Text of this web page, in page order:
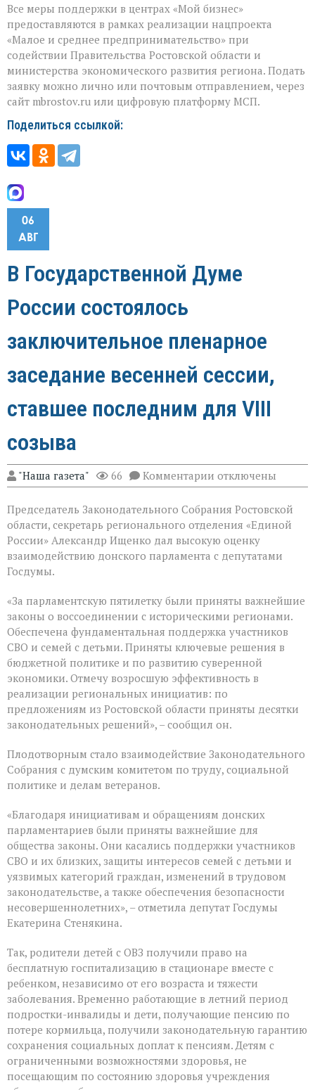
Все меры поддержки в центрах «Мой бизнес»
предоставляются в рамках реализации нацпроекта
«Малое и среднее предпринимательство» при
содействии Правительства Ростовской области и
министерства экономического развития региона. Подать
заявку можно лично или почтовым отправлением, через
сайт mbrostov.ru или цифровую платформу МСП.
Поделиться ссылкой:
06
АВГ
В Государственной Думе
России состоялось
заключительное пленарное
заседание весенней сессии,
ставшее последним для VIII
созыва
"Наша газета" 66 Комментарии к
записи
Государственной
Думе
состоялось
заключительное
сессии,
ставшее
последним
для
VIII
созыва
отключены
Председатель Законодательного Собрания Ростовской
области, секретарь регионального отделения «Единой
России» Александр Ищенко дал высокую оценку
взаимодействию донского парламента с депутатами
Госдумы.
«За парламентскую пятилетку были приняты важнейшие
законы о воссоединении с историческими регионами.
Обеспечена фундаментальная поддержка участников
СВО и семей с детьми. Приняты ключевые решения в
бюджетной политике и по развитию суверенной
экономики. Отмечу возросшую эффективность в
реализации региональных инициатив: по
предложениям из Ростовской области приняты десятки
законодательных решений», – сообщил он.
Плодотворным стало взаимодействие Законодательного
Собрания с думским комитетом по труду, социальной
политике и делам ветеранов.
«Благодаря инициативам и обращениям донских
парламентариев были приняты важнейшие для
общества законы. Они касались поддержки участников
СВО и их близких, защиты интересов семей с детьми и
уязвимых категорий граждан, изменений в трудовом
законодательстве, а также обеспечения безопасности
несовершеннолетних», – отметила депутат Госдумы
Екатерина Стенякина.
Так, родители детей с ОВЗ получили право на
бесплатную госпитализацию в стационаре вместе с
ребенком, независимо от его возраста и тяжести
заболевания. Временно работающие в летний период
подростки-инвалиды и дети, получающие пенсию по
потере кормильца, получили законодательную гарантию
сохранения социальных доплат к пенсиям. Детям с
ограниченными возможностями здоровья, не
посещающим по состоянию здоровья учреждения